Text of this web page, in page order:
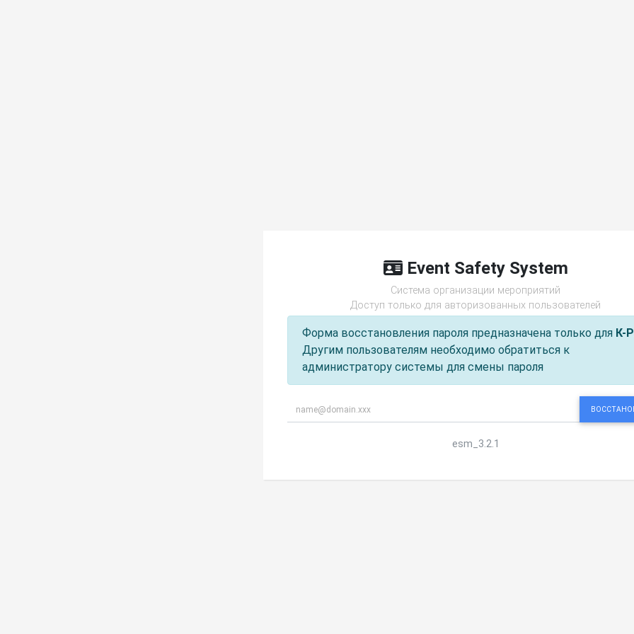
Event Safety System
Cистема организации мероприятий
Доступ только для авторизованных пользователей
Форма восстановления пароля предназначена только для К-Р
Другим пользователям необходимо обратиться к
администратору системы для смены пароля
esm_3.2.1